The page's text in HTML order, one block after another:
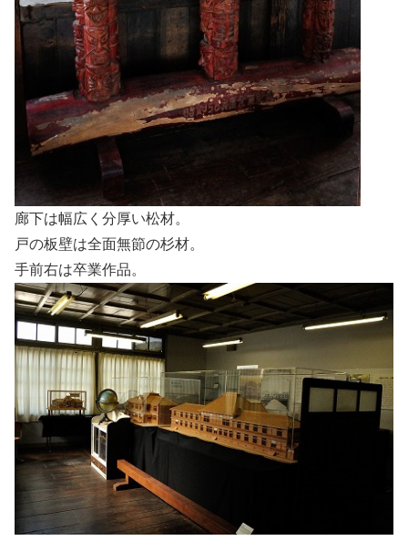
廊下は幅広く分厚い松材。
戸の板壁は全面無節の杉材。
手前右は卒業作品。